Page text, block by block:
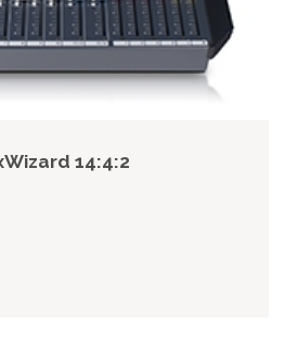
14:4:2